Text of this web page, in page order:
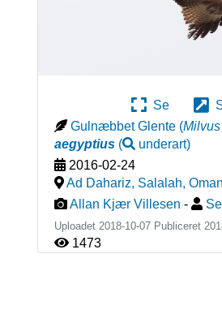
Se
Gulnæbbet Glente (
aegyptius( underart)
2016-02-24
Ad Dahariz, Salalah, Oman
Allan Kjær Villesen -
Uploadet 2018-10-07 Publiceret
1473